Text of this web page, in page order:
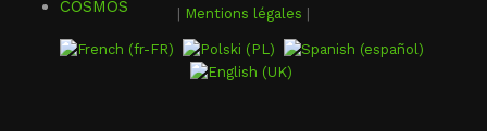
COSMOS
Mentions légales